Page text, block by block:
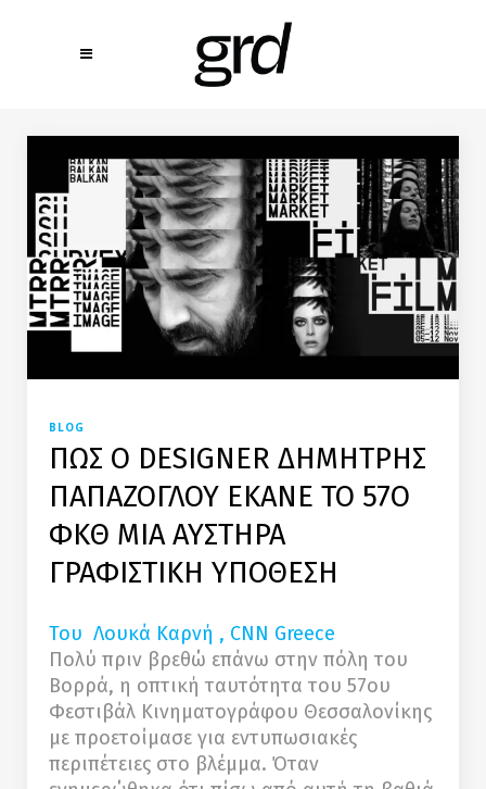
BLOG
ΠΩΣ Ο DESIGNER ΔΗΜΗΤΡΗΣ
ΠΑΠΑΖΟΓΛΟΥ ΕΚΑΝΕ ΤΟ 57Ο
ΦΚΘ ΜΙΑ ΑΥΣΤΗΡΑ
ΓΡΑΦΙΣΤΙΚΗ ΥΠΟΘΕΣΗ
Του Λουκά Καρνή , CNN Greece
Πολύ πριν βρεθώ επάνω στην πόλη του
Βορρά, η οπτική ταυτότητα του 57ου
Φεστιβάλ Κινηματογράφου Θεσσαλονίκης
με προετοίμασε για εντυπωσιακές
περιπέτειες στο βλέμμα. Όταν